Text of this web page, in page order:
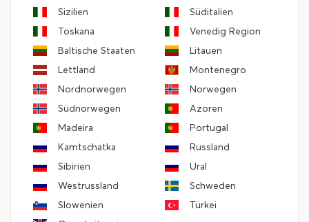
Sizilien
Süditalien
Toskana
Venedig Region
Baltische Staaten
Litauen
Lettland
Montenegro
Nordnorwegen
Norwegen
Südnorwegen
Azoren
Madeira
Portugal
Kamtschatka
Russland
Sibirien
Ural
Westrussland
Schweden
Slowenien
Türkei